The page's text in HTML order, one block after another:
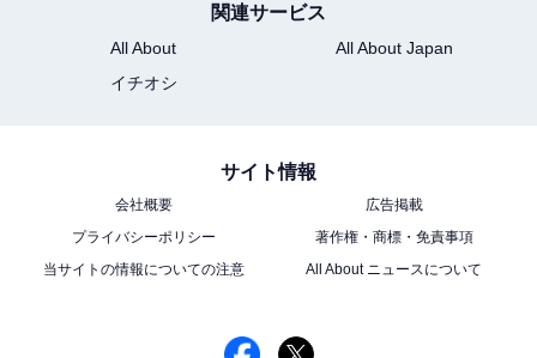
関連サービス
All About
All About Japan
イチオシ
サイト情報
会社概要
広告掲載
プライバシーポリシー
著作権・商標・免責事項
当サイトの情報についての注意
All About ニュースについて